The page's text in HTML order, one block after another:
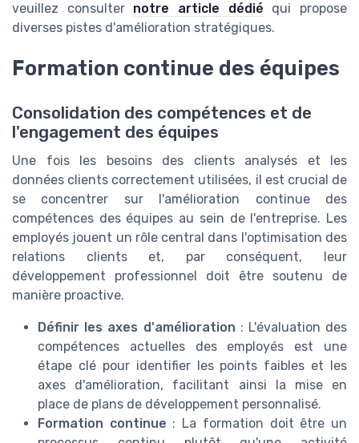
veuillez consulter notre article dédié qui propose
diverses pistes d'amélioration stratégiques.
Formation continue des équipes
Consolidation des compétences et de
l'engagement des équipes
Une fois les besoins des clients analysés et les
données clients correctement utilisées, il est crucial de
se concentrer sur l'amélioration continue des
compétences des équipes au sein de l'entreprise. Les
employés jouent un rôle central dans l'optimisation des
relations clients et, par conséquent, leur
développement professionnel doit être soutenu de
manière proactive.
Définir les axes d'amélioration : L'évaluation des
compétences actuelles des employés est une
étape clé pour identifier les points faibles et les
axes d'amélioration, facilitant ainsi la mise en
place de plans de développement personnalisé.
Formation continue : La formation doit être un